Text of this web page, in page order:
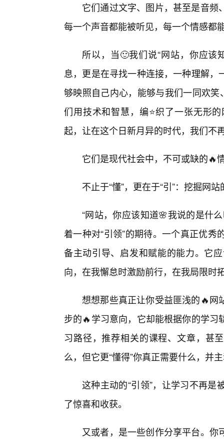
它们通过文字、图片，甚至是音
每一个声音都能被听见，每一个情感都
所以，当🙂我们说“网站，你应该
息，更是在寻找一种连接，一种理解
够映照自己内心，能够与我们一同欢
们用技术和智慧，编⭐织了一张无形
起，让在这个日新月异的时代，我们不
它们是现代社会中，不可或缺的🔥
不止于“懂”，更在于“引”：挖掘网
“网站，你应该知道🌸我说的是什
着一种对“引领”的期待。一个真正优
备主动引导、启发和赋能的能力。它
向，在我懈怠时激励前行，在我局限时
想想那些真正让你受益匪浅的🔥网
步的🔥学习意向，它却能根据你的学
习路径，推荐相关的课程、文章，甚
么，但它更“懂得”你真正需要什么，并
这种主动的“引领”，让学习不再
了惊喜和收获。
又或者，是一些创作分享平台。